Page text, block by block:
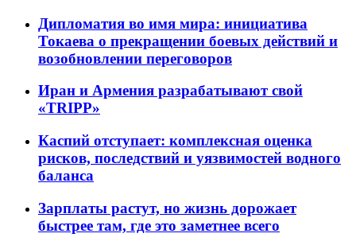
Дипломатия во имя мира: инициатива
Токаева о прекращении боевых действий и
возобновлении переговоров
Иран и Армения разрабатывают свой
«TRIPP»
Каспий отступает: комплексная оценка
рисков, последствий и уязвимостей водного
баланса
Зарплаты растут, но жизнь дорожает
быстрее там, где это заметнее всего